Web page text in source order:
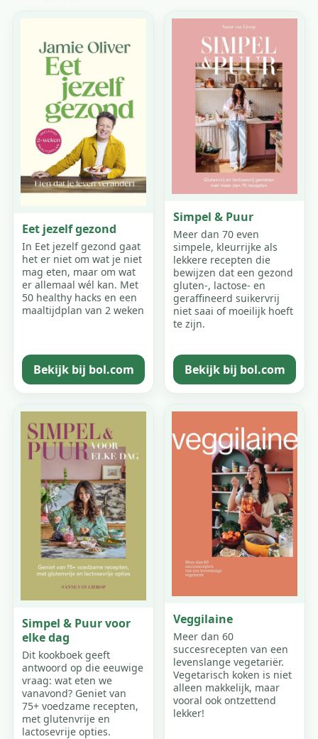
Eet jezelf gezond
In Eet jezelf gezond gaat
het er niet om wat je niet
mag eten, maar om wat
er allemaal wél kan. Met
50 healthy hacks en een
maaltijdplan van 2 weken
Bekijk bij bol.com
Simpel & Puur
Meer dan 70 even
simpele, kleurrijke als
lekkere recepten die
bewijzen dat een gezond
gluten-, lactose- en
geraffineerd suikervrij
niet saai of moeilijk hoeft
te zijn.
Bekijk bij bol.com
Simpel & Puur voor
elke dag
Dit kookboek geeft
antwoord op die eeuwige
vraag: wat eten we
vanavond? Geniet van
75+ voedzame recepten,
met glutenvrije en
lactosevrije opties.
Veggilaine
Meer dan 60
succesrecepten van een
levenslange vegetariër.
Vegetarisch koken is niet
alleen makkelijk, maar
vooral ook ontzettend
lekker!